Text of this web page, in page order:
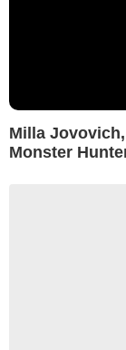
Milla
Monster